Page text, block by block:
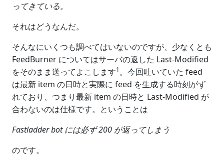
ってきている。
それはどうなんだ。
そんなにいくつも調べてはいないのですが、少なくとも
FeedBurner についてはサーバの返した Last-Modified
をそのまま送ってよこします1。今回吐いていた feed
は最新 item の日時と実際に feed を生成する時刻がず
れており、つまり最新 item の日時と Last-Modified が
合わないのは仕様です。ということは
Fastladder bot には必ず 200 が返ってしまう
のです。